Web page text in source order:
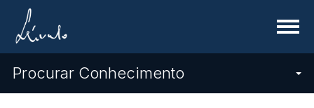
Menu
Procurar Conhecimento